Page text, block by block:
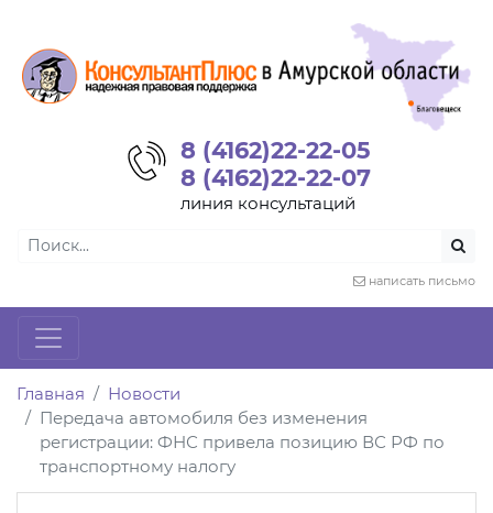
8 (4162)22-22-05
8 (4162)22-22-07
линия консультаций
написать письмо
Главная
Новости
Передача автомобиля без изменения
регистрации: ФНС привела позицию ВС РФ по
транспортному налогу